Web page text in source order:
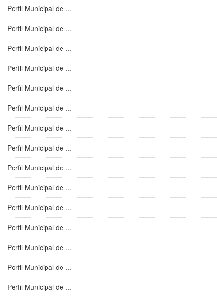
Perfil Municipal de ...
Perfil Municipal de ...
Perfil Municipal de ...
Perfil Municipal de ...
Perfil Municipal de ...
Perfil Municipal de ...
Perfil Municipal de ...
Perfil Municipal de ...
Perfil Municipal de ...
Perfil Municipal de ...
Perfil Municipal de ...
Perfil Municipal de ...
Perfil Municipal de ...
Perfil Municipal de ...
Perfil Municipal de ...